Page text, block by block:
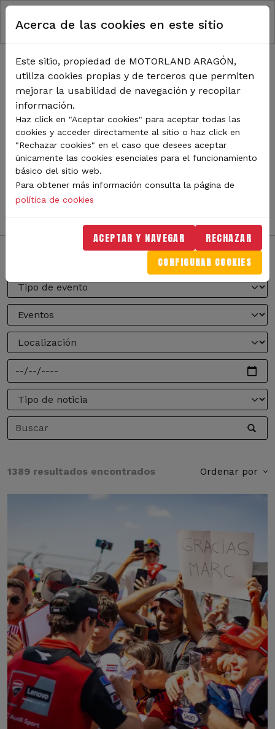
Pasar al contenido principal
RUTA DE NAVEGACIÓN
Inicio Noticias
TODA LA ACTUALIDAD DE
MOTORLAND
Sigue de cerca todas las novedades de MotorLand
Aragón. Aquí encontrarás noticias sobre eventos,
competiciones, pilotos, novedades del circuito y
mucho más. Filtra por categoría o tipo de contenido y
no te pierdas nada del mundo del motor.
1389 resultados encontrados Ordenar por
Acerca de las cookies en este sitio
Este sitio, propiedad de MOTORLAND ARAGÓN,
utiliza cookies propias y de terceros que permiten
mejorar la usabilidad de navegación y recopilar
información.
Haz click en "Aceptar cookies" para aceptar todas las
cookies y acceder directamente al sitio o haz click en
"Rechazar cookies" en el caso que desees aceptar
únicamente las cookies esenciales para el funcionamiento
básico del sitio web.
Para obtener más información consulta la página de
política de cookies
ACEPTAR Y NAVEGAR RECHAZAR
CONFIGURAR COOKIES